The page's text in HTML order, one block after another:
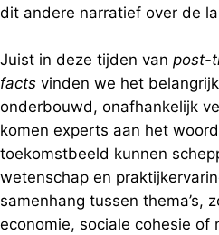
dit andere narratief over de
Juist in deze tijden van post-
facts vinden we het
onderbouwd, onafhankelijk
komen experts aan het
toekomstbeeld kunnen
wetenschap en
samenhang tussen thema’s,
economie, sociale cohesie of